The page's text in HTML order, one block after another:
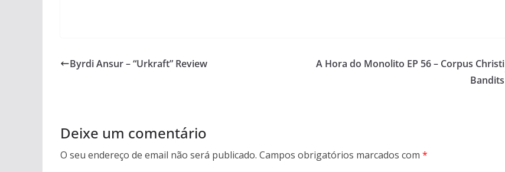
Byrdi Ansur – “Urkraft” Review
A Hora do Monolito EP 56 – Corpus Christi
Bandits
Deixe um comentário
O seu endereço de email não será publicado. Campos obrigatórios marcados com *